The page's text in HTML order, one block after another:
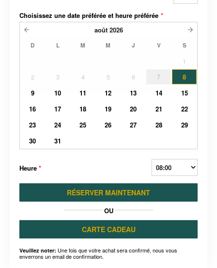
Choisissez une date préférée et heure préférée *
août 2026
D L M M J V S
1
2
3 4 5 6 7
8
9
10 11 12 13 14
15
16
17 18 19 20 21
22
23
24 25 26 27 28
29
30
31
Heure *
RÉSERVER MAINTENANT
OU
CARTE CADEAU
Veuillez noter: Une fois que votre achat sera confirmé, nous vous
enverrons un email de confirmation.